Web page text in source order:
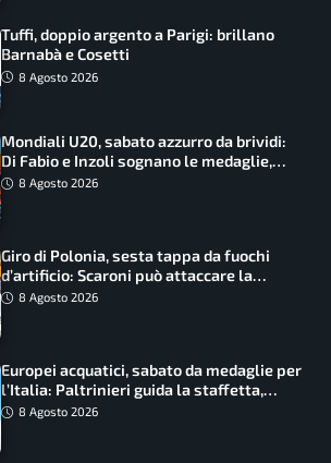
Tuffi, doppio argento a Parigi: brillano
Barnabà e Cosetti
8 Agosto 2026
Mondiali U20, sabato azzurro da brividi:
Di Fabio e Inzoli sognano le medaglie,
Castellani e Succo in finale
8 Agosto 2026
Giro di Polonia, sesta tappa da fuochi
d’artificio: Scaroni può attaccare la
maglia di Lemmen
8 Agosto 2026
Europei acquatici, sabato da medaglie per
l’Italia: Paltrinieri guida la staffetta,
Barnabà sogna l’oro dalle grandi altezze
8 Agosto 2026